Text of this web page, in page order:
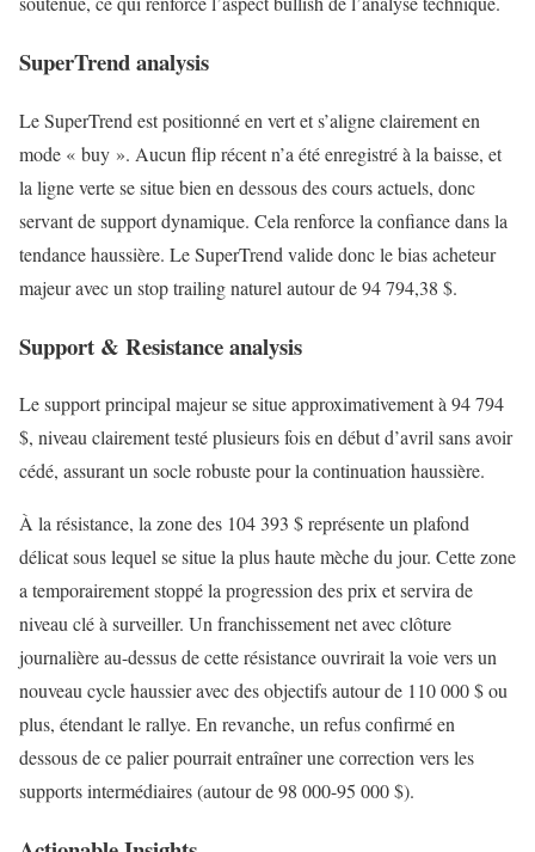
SuperTrend analysis
Le SuperTrend est positionné en vert et s’aligne clairement en
mode « buy ». Aucun flip récent n’a été enregistré à la baisse, et
la ligne verte se situe bien en dessous des cours actuels, donc
servant de support dynamique. Cela renforce la confiance dans la
tendance haussière. Le SuperTrend valide donc le bias acheteur
majeur avec un stop trailing naturel autour de 94 794,38 $.
Support & Resistance analysis
Le support principal majeur se situe approximativement à 94 794
$, niveau clairement testé plusieurs fois en début d’avril sans avoir
cédé, assurant un socle robuste pour la continuation haussière.
À la résistance, la zone des 104 393 $ représente un plafond
délicat sous lequel se situe la plus haute mèche du jour. Cette zone
a temporairement stoppé la progression des prix et servira de
niveau clé à surveiller. Un franchissement net avec clôture
journalière au-dessus de cette résistance ouvrirait la voie vers un
nouveau cycle haussier avec des objectifs autour de 110 000 $ ou
plus, étendant le rallye. En revanche, un refus confirmé en
dessous de ce palier pourrait entraîner une correction vers les
supports intermédiaires (autour de 98 000-95 000 $).